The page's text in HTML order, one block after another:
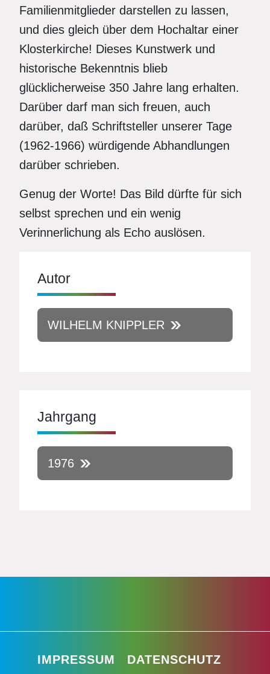
Familienmitglieder darstellen zu lassen,
und dies gleich über dem Hochaltar einer
Klosterkirche! Dieses Kunstwerk und
historische Bekenntnis blieb
glücklicherweise 350 Jahre lang erhalten.
Darüber darf man sich freuen, auch
darüber, daß Schriftsteller unserer Tage
(1962-1966) würdigende Abhandlungen
darüber schrieben.
Genug der Worte! Das Bild dürfte für sich
selbst sprechen und ein wenig
Verinnerlichung als Echo auslösen.
Autor
WILHELM KNIPPLER
Jahrgang
1976
IMPRESSUM DATENSCHUTZ